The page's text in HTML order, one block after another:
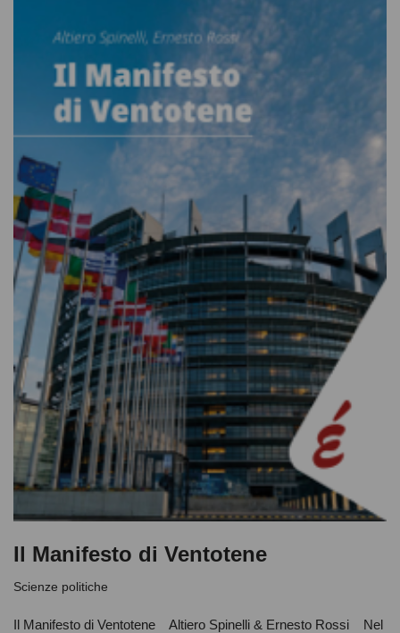
Il Manifesto di Ventotene
Scienze politiche
Il Manifesto di Ventotene Altiero Spinelli & Ernesto Rossi Nel